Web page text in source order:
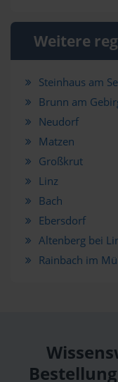
Weitere
Steinhaus am
Brunn am
Neudorf
Matzen
Großkrut
Linz
Bach
Ebersdorf
Altenberg bei
Rainbach im